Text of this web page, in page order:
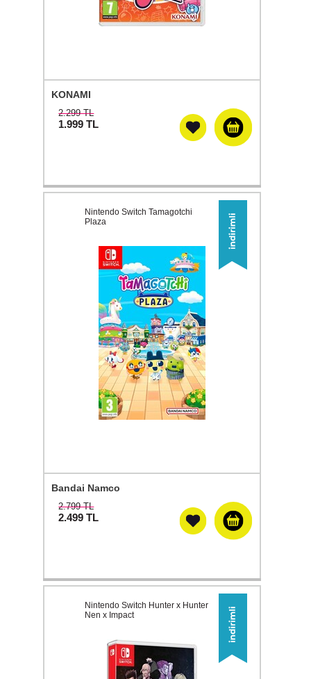
KONAMI
2.299 TL
1.999TL
Nintendo Switch Tamagotchi
Plaza
Bandai Namco
2.799 TL
2.499TL
Nintendo Switch Hunter x Hunter
Nen x Impact